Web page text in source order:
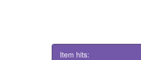
Item hits: